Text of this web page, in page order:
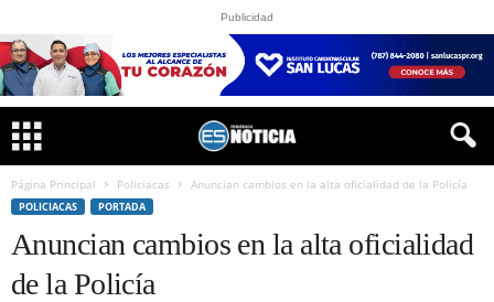
Publicidad
Página Principal Policiacas Anuncian cambios en la alta oficialidad de la Policía
POLICIACAS PORTADA
Anuncian cambios en la alta oficialidad
de la Policía